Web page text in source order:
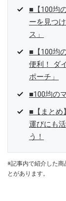
■【100均
ーを見つ
ス」
■【100均
便利！ ダ
ポーチ」
■100均の
■【まとめ
運びにも
う！
※記事内で紹介した商
とがあります。